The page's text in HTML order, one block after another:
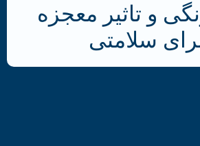
و تاثیر معجزه
سلامتی